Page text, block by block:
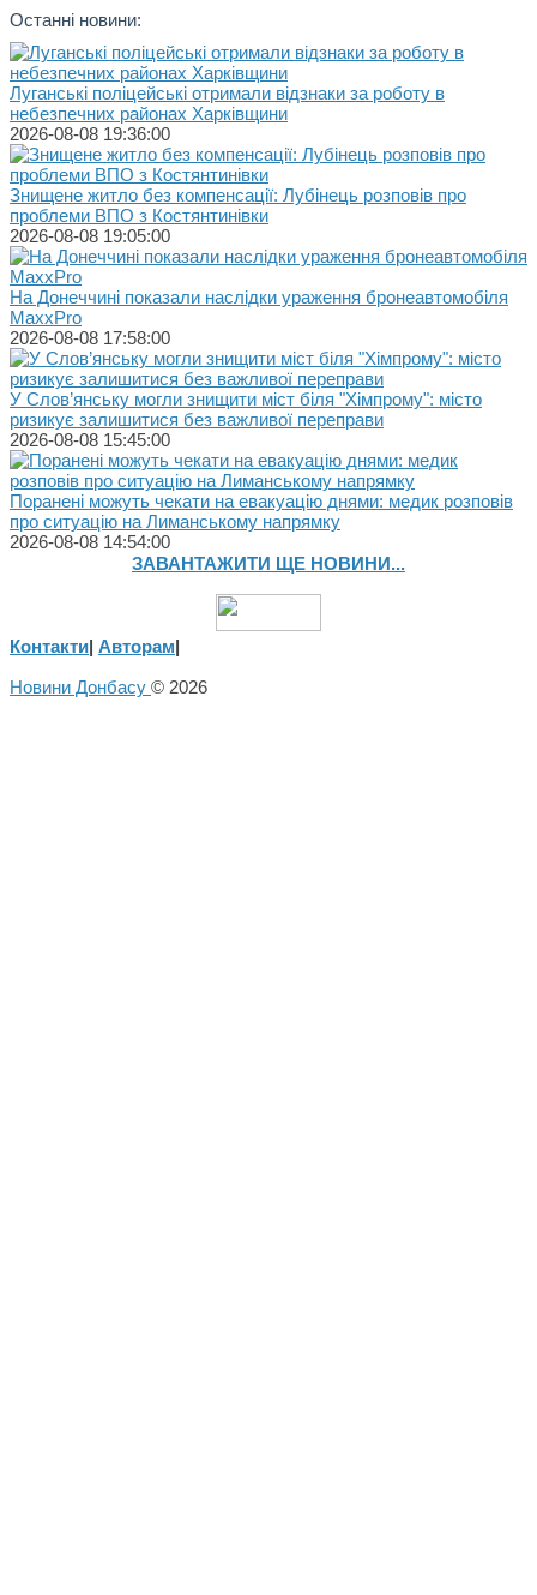
Останні новини:
Луганські поліцейські отримали відзнаки за роботу в
небезпечних районах Харківщини
2026-08-08 19:36:00
Знищене житло без компенсації: Лубінець розповів про
проблеми ВПО з Костянтинівки
2026-08-08 19:05:00
На Донеччині показали наслідки ураження бронеавтомобіля
MaxxPro
2026-08-08 17:58:00
У Слов’янську могли знищити міст біля "Хімпрому": місто
ризикує залишитися без важливої переправи
2026-08-08 15:45:00
Поранені можуть чекати на евакуацію днями: медик розповів
про ситуацію на Лиманському напрямку
2026-08-08 14:54:00
ЗАВАНТАЖИТИ ЩЕ НОВИНИ...
Контакти| Авторам|
Новини Донбасу © 2026